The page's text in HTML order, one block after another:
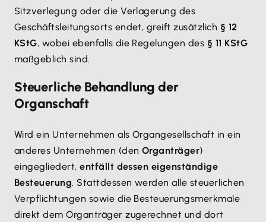
Sitzverlegung oder die Verlagerung des
Geschäftsleitungsorts endet, greift zusätzlich § 12
KStG, wobei ebenfalls die Regelungen des § 11 KStG
maßgeblich sind.
Steuerliche Behandlung der
Organschaft
Wird ein Unternehmen als Organgesellschaft in ein
anderes Unternehmen (den Organträger)
eingegliedert,entfällt dessen eigenständige
Besteuerung. Stattdessen werden alle steuerlichen
Verpflichtungen sowie die Besteuerungsmerkmale
direkt dem Organträger zugerechnet und dort